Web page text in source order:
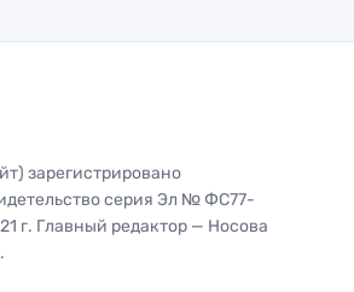
зарегистрировано
серия Эл № ФС77-
г. Главный редактор — Носова